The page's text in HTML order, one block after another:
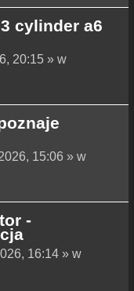
cylinder a6
20:15 » w
15:06 » w
-
16:14 » w